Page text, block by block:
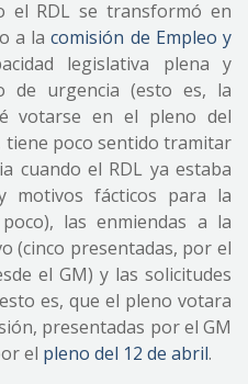
el RDL se transformó en
a lacomisión de Empleo y
legislativa plena y
de urgencia (esto es, la
votarse en el pleno del
tiene poco sentido tramitar
cuando el RDL ya estaba
motivos fácticos para la
las enmiendas a la
(cinco presentadas, por el
el GM) y las solicitudes
es, que el pleno votara
presentadas por el GM
el pleno del 12 de abril.